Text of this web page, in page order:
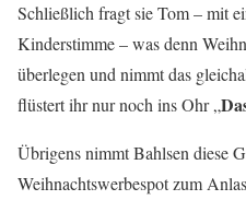
Schließlich fragt sie Tom – mit
Kinderstimme – was denn
überlegen und nimmt das
flüstert ihr nur noch ins Ohr „
Übrigens nimmt Bahlsen diese
Weihnachtswerbespot zum